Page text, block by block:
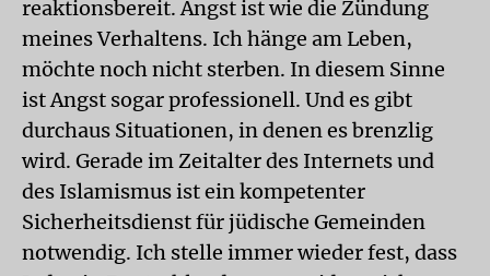
reaktionsbereit. Angst ist wie die Zündung
meines Verhaltens. Ich hänge am Leben,
möchte noch nicht sterben. In diesem Sinne
ist Angst sogar professionell. Und es gibt
durchaus Situationen, in denen es brenzlig
wird. Gerade im Zeitalter des Internets und
des Islamismus ist ein kompetenter
Sicherheitsdienst für jüdische Gemeinden
notwendig. Ich stelle immer wieder fest, dass